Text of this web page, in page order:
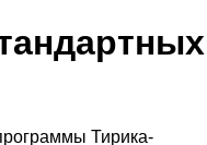
Тирика-